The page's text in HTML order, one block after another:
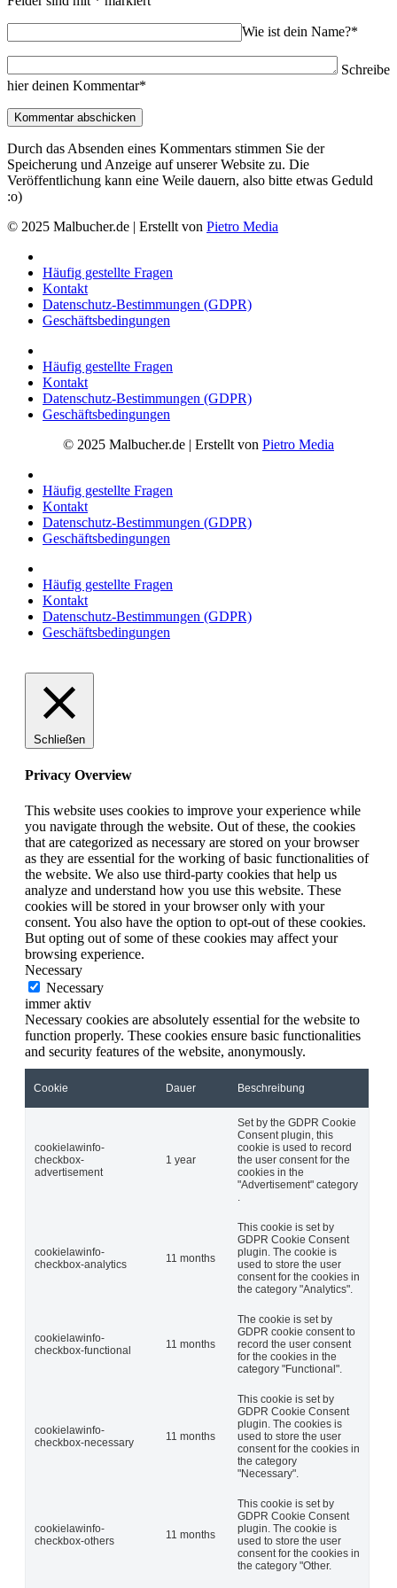
Wie ist dein Name?*
Schreibe
hier deinen Kommentar*
Durch das Absenden eines Kommentars stimmen Sie der
Speicherung und Anzeige auf unserer Website zu. Die
Veröffentlichung kann eine Weile dauern, also bitte etwas Geduld
:o)
© 2025 Malbucher.de | Erstellt von Pietro Media
Häufig gestellte Fragen
Kontakt
Datenschutz-Bestimmungen (GDPR)
Geschäftsbedingungen
Häufig gestellte Fragen
Kontakt
Datenschutz-Bestimmungen (GDPR)
Geschäftsbedingungen
© 2025 Malbucher.de | Erstellt von Pietro Media
Häufig gestellte Fragen
Kontakt
Datenschutz-Bestimmungen (GDPR)
Geschäftsbedingungen
Häufig gestellte Fragen
Kontakt
Datenschutz-Bestimmungen (GDPR)
Geschäftsbedingungen
Schließen
Privacy Overview
This website uses cookies to improve your experience while
you navigate through the website. Out of these, the cookies
that are categorized as necessary are stored on your browser
as they are essential for the working of basic functionalities of
the website. We also use third-party cookies that help us
analyze and understand how you use this website. These
cookies will be stored in your browser only with your
consent. You also have the option to opt-out of these cookies.
But opting out of some of these cookies may affect your
browsing experience.
Necessary
Necessary
immer aktiv
Necessary cookies are absolutely essential for the website to
function properly. These cookies ensure basic functionalities
and security features of the website, anonymously.
Cookie Dauer Beschreibung
cookielawinfo-
checkbox-
advertisement
1 year
Set by the GDPR Cookie
Consent plugin, this
cookie is used to record
the user consent for the
cookies in the
"Advertisement" category
cookielawinfo-
checkbox-analytics
11 months
This cookie is set by
GDPR Cookie Consent
plugin. The cookie is
used to store the user
consent for the cookies in
the category "Analytics".
cookielawinfo-
checkbox-functional
11 months
The cookie is set by
GDPR cookie consent to
record the user consent
for the cookies in the
category "Functional".
cookielawinfo-
checkbox-necessary
11 months
This cookie is set by
GDPR Cookie Consent
plugin. The cookies is
used to store the user
consent for the cookies in
the category
"Necessary".
cookielawinfo-
checkbox-others
11 months
This cookie is set by
GDPR Cookie Consent
plugin. The cookie is
used to store the user
consent for the cookies in
the category "Other.